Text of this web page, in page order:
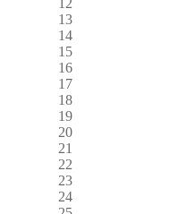
13
14
15
16
17
18
19
20
21
22
23
24